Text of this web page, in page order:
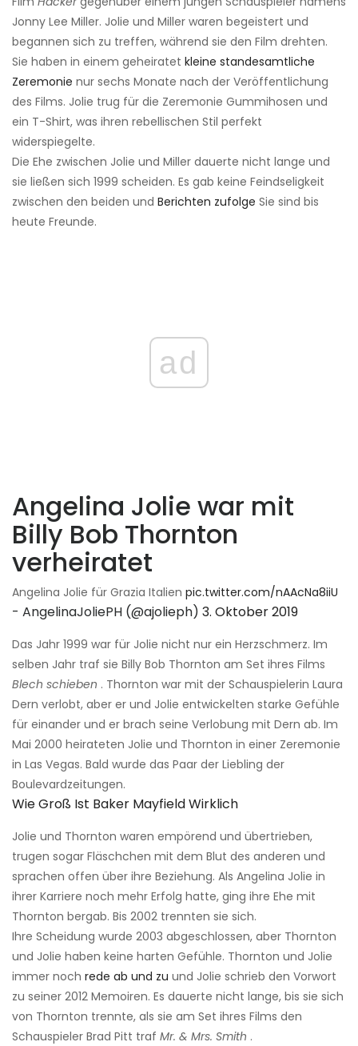
Jonny Lee Miller. Jolie und Miller waren begeistert und
begannen sich zu treffen, während sie den Film drehten.
Sie haben in einem geheiratet kleine standesamtliche
Zeremonie nur sechs Monate nach der Veröffentlichung
des Films. Jolie trug für die Zeremonie Gummihosen und
ein T-Shirt, was ihren rebellischen Stil perfekt
widerspiegelte.
Die Ehe zwischen Jolie und Miller dauerte nicht lange und
sie ließen sich 1999 scheiden. Es gab keine Feindseligkeit
zwischen den beiden und Berichten zufolge Sie sind bis
heute Freunde.
ad
Angelina Jolie war mit
Billy Bob Thornton
verheiratet
Angelina Jolie für Grazia Italien pic.twitter.com/nAAcNa8iiU
- AngelinaJoliePH (@ajolieph) 3. Oktober 2019
Das Jahr 1999 war für Jolie nicht nur ein Herzschmerz. Im
selben Jahr traf sie Billy Bob Thornton am Set ihres Films
Blech schieben . Thornton war mit der Schauspielerin Laura
Dern verlobt, aber er und Jolie entwickelten starke Gefühle
für einander und er brach seine Verlobung mit Dern ab. Im
Mai 2000 heirateten Jolie und Thornton in einer Zeremonie
in Las Vegas. Bald wurde das Paar der Liebling der
Boulevardzeitungen.
Wie Groß Ist Baker Mayfield Wirklich
Jolie und Thornton waren empörend und übertrieben,
trugen sogar Fläschchen mit dem Blut des anderen und
sprachen offen über ihre Beziehung. Als Angelina Jolie in
ihrer Karriere noch mehr Erfolg hatte, ging ihre Ehe mit
Thornton bergab. Bis 2002 trennten sie sich.
Ihre Scheidung wurde 2003 abgeschlossen, aber Thornton
und Jolie haben keine harten Gefühle. Thornton und Jolie
immer noch rede ab und zu und Jolie schrieb den Vorwort
zu seiner 2012 Memoiren. Es dauerte nicht lange, bis sie sich
von Thornton trennte, als sie am Set ihres Films den
Schauspieler Brad Pitt traf Mr. & Mrs. Smith .